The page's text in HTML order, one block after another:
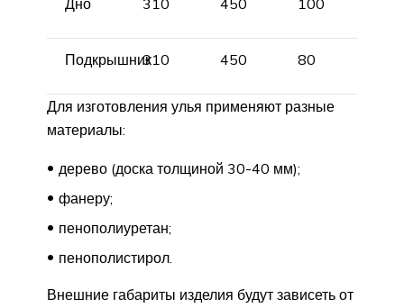
Дно 310 450 100
Подкрышник310 450 80
Для изготовления улья применяют разные
материалы:
дерево (доска толщиной 30-40 мм);
фанеру;
пенополиуретан;
пенополистирол.
Внешние габариты изделия будут зависеть от